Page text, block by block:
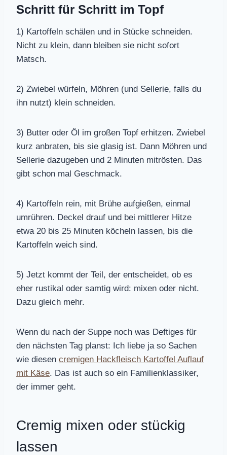
Schritt für Schritt im Topf
1) Kartoffeln schälen und in Stücke schneiden.
Nicht zu klein, dann bleiben sie nicht sofort
Matsch.
2) Zwiebel würfeln, Möhren (und Sellerie, falls du
ihn nutzt) klein schneiden.
3) Butter oder Öl im großen Topf erhitzen. Zwiebel
kurz anbraten, bis sie glasig ist. Dann Möhren und
Sellerie dazugeben und 2 Minuten mitrösten. Das
gibt schon mal Geschmack.
4) Kartoffeln rein, mit Brühe aufgießen, einmal
umrühren. Deckel drauf und bei mittlerer Hitze
etwa 20 bis 25 Minuten köcheln lassen, bis die
Kartoffeln weich sind.
5) Jetzt kommt der Teil, der entscheidet, ob es
eher rustikal oder samtig wird: mixen oder nicht.
Dazu gleich mehr.
Wenn du nach der Suppe noch was Deftiges für
den nächsten Tag planst: Ich liebe ja so Sachen
wie diesen cremigen Hackfleisch Kartoffel Auflauf
mit Käse. Das ist auch so ein Familienklassiker,
der immer geht.
Cremig mixen oder stückig
lassen